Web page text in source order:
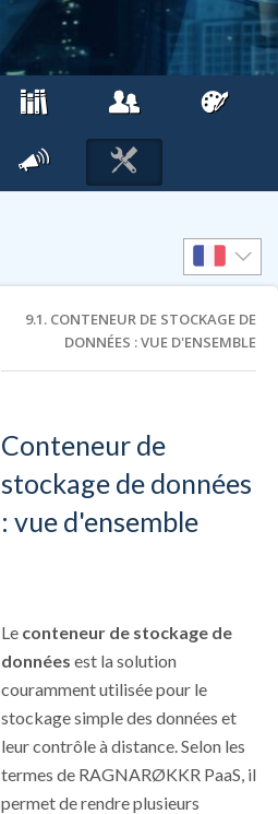
9.1. CONTENEUR DE STOCKAGE DE
DONNÉES : VUE D'ENSEMBLE
Conteneur de
stockage de données
: vue d'ensemble
Le conteneur de stockage de
données est la solution
couramment utilisée pour le
stockage simple des données et
leur contrôle à distance. Selon les
termes de RAGNARØKKR PaaS, il
permet de rendre plusieurs